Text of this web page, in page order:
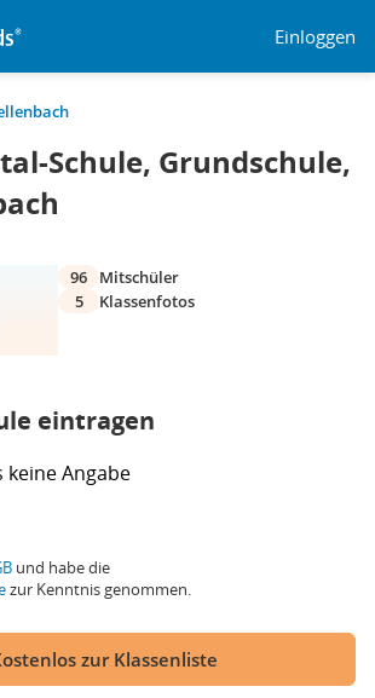
Einloggen
Schule, Grundschule,
96
Mitschüler
5
Klassenfotos
eintragen
keine Angabe
und habe die
zur Kenntnis genommen.
zur Klassenliste